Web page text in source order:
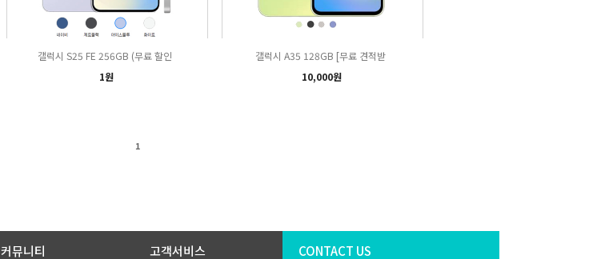
갤럭시 S25 FE 256GB (무료 할인
1원
갤럭시 A35 128GB [무료 견적받
10,000원
1
커뮤니티 고객서비스 CONTACT US